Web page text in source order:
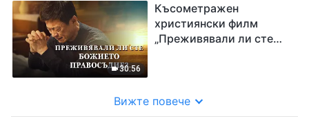
30:56
Късометражен
християнски филм
„Преживявали ли сте
Вижте повече